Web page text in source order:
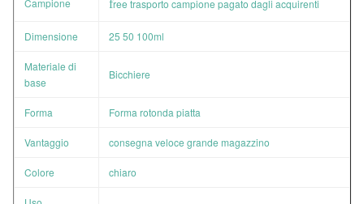
Campione free trasporto campione pagato dagli acquirenti
Dimensione 25 50 100ml
Materiale di
base
Bicchiere
Forma Forma rotonda piatta
Vantaggio consegna veloce grande magazzino
Colore chiaro